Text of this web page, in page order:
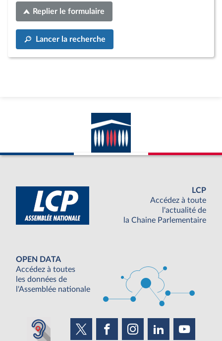
Replier le formulaire
Lancer la recherche
LCP
Accédez à toute
l'actualité de
la Chaine Parlementaire
OPEN DATA
Accédez à toutes
les données de
l'Assemblée nationale